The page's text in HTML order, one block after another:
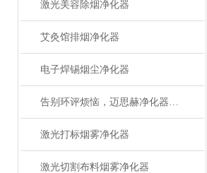
激光美容除烟净化器
艾灸馆排烟净化器
电子焊锡烟尘净化器
告别环评烦恼，迈思赫净化器助您轻松达标
激光打标烟雾净化器
激光切割布料烟雾净化器